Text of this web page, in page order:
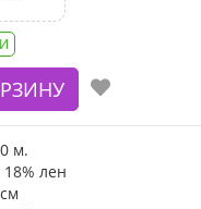
м.
18% лен